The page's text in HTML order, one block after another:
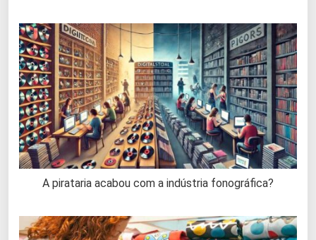
A pirataria acabou com a indústria fonográfica?